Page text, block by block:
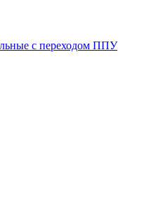
с переходом ППУ